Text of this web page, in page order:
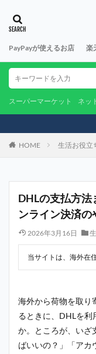
PayPayが使えるお店 楽
スーパーマーケット ネッ
HOME 生活お役立
DHLの支払方法
ンライン決済の
2026年3月16日
当サイトは、海外在
海外から荷物を取り
るときに、DHLを利
か。ところが、いざ
ばいいの？」「アカ